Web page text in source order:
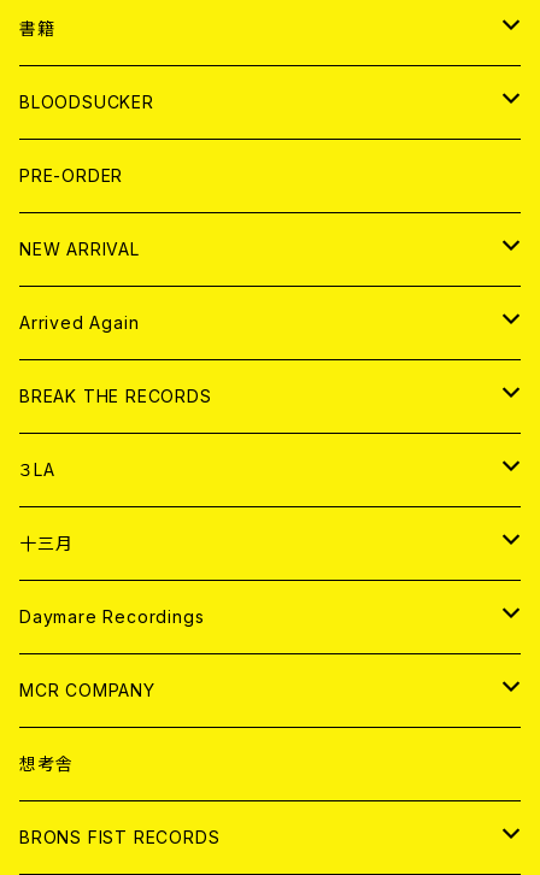
７EP
LP
WORLD
7EP
LP
JAPAN
T-shirt
HOOD
WORLD
T-shirt
HOOD
書籍
MAGAZINE
BOLLOCKS
EL ZINE
写真集 (PHOTOBOOK)
BLOODSUCKER
CD
アナログ
アパレル
書籍
DIGITAL CONTENTS
PRE-ORDER
NEW ARRIVAL
CD
アナログ
Arrived Again
CD
アナログ
BREAK THE RECORDS
CD
ANALOG
アパレル
３LA
CD
ANALOG
十三月
CD
ANALOG
Daymare Recordings
CD
ANALOG
MCR COMPANY
CD
アパレル
想考舎
BRONS FIST RECORDS